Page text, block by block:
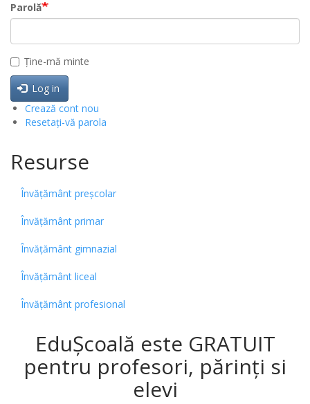
Parolă
Ține-mă minte
Log in
Crează cont nou
Resetați-vă parola
Resurse
Învățământ preșcolar
Învățământ primar
Învățământ gimnazial
Învățământ liceal
Învățământ profesional
EduȘcoală este GRATUIT
pentru profesori, părinți si
elevi